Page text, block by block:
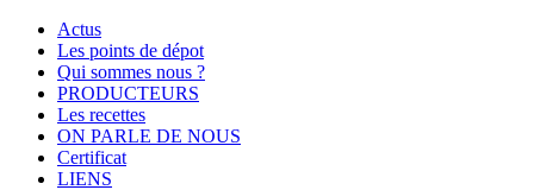
Actus
Les points de dépot
Qui sommes nous ?
PRODUCTEURS
Les recettes
ON PARLE DE NOUS
Certificat
LIENS